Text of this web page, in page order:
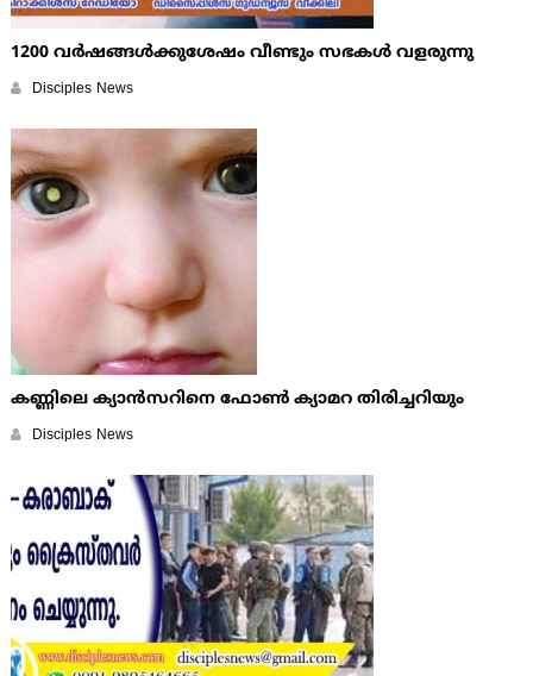
1200 വര്‍ഷങ്ങള്‍ക്കുശേഷം വീണ്ടും സഭകള്‍ വളരുന്നു
Disciples News
കണ്ണിലെ ക്യാന്‍സറിനെ ഫോണ്‍ ക്യാമറ തിരിച്ചറിയും
Disciples News